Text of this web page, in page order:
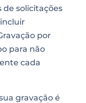
de solicitações
por
para não
cada
gravação é